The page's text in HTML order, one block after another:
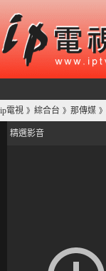
ip電視 》 綜合台 》 那傳媒 》
精選影音